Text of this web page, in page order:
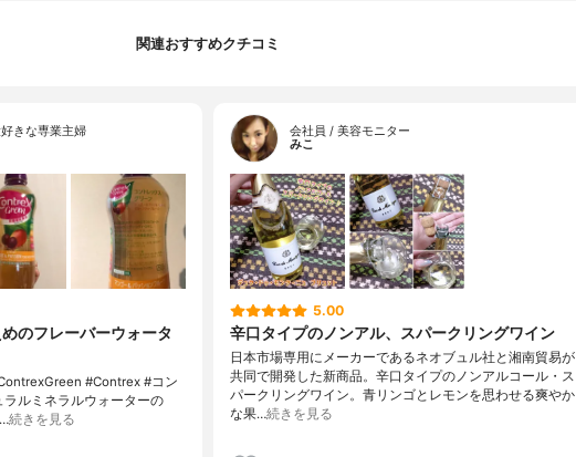
関連おすすめクチコミ
きな専業主婦
のフレーバーウォータ
#Contrex #コン
ラルミネラルウォーターの
続きを見る
会社員 / 美容モニター
みこ
5.00
辛口タイプのノンアル、スパークリングワイン
日本市場専用にメーカーであるネオブュル社と湘南貿易が
共同で開発した新商品。辛口タイプのノンアルコール・ス
パークリングワイン。青リンゴとレモンを思わせる爽やか
な果…続きを見る